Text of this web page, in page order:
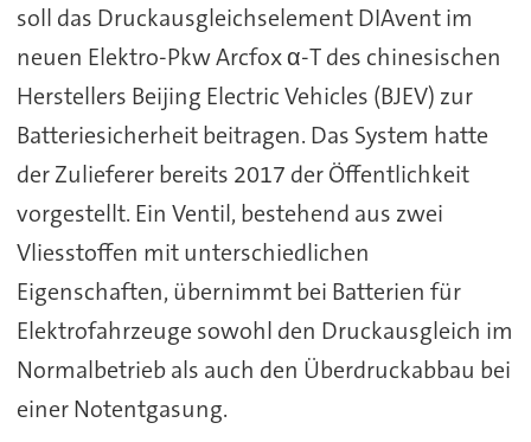
soll das Druckausgleichselement DIAvent im
neuen Elektro-Pkw Arcfox α-T des chinesischen
Herstellers Beijing Electric Vehicles (BJEV) zur
Batteriesicherheit beitragen. Das System hatte
der Zulieferer bereits 2017 der Öffentlichkeit
vorgestellt. Ein Ventil, bestehend aus zwei
Vliesstoffen mit unterschiedlichen
Eigenschaften, übernimmt bei Batterien für
Elektrofahrzeuge sowohl den Druckausgleich im
Normalbetrieb als auch den Überdruckabbau bei
einer Notentgasung.